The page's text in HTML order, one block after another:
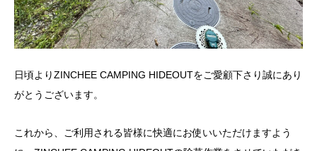
日頃よりZINCHEE CAMPING HIDEOUTをご愛顧下さり誠にあり
がとうございます。
これから、ご利用される皆様に快適にお使いいただけますよう